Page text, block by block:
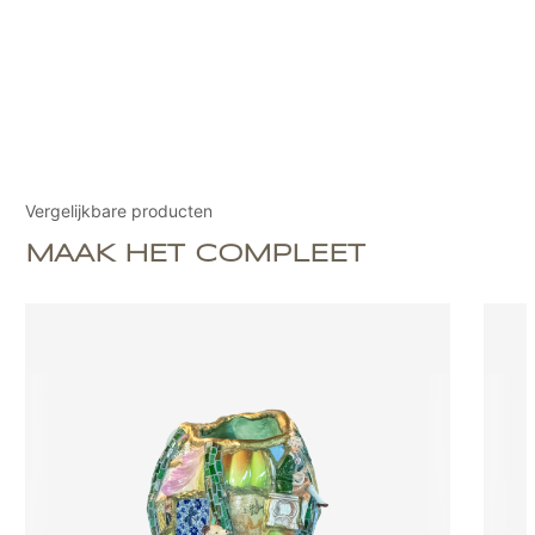
Vergelijkbare producten
MAAK HET COMPLEET